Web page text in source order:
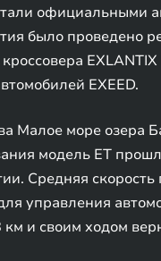
официальными
было проведено
EXEED.
Малое море озера
модель ET
Средняя
управления
км и своим ходом